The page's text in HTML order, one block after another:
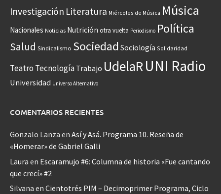
Investigación Literatura Miércoles de Música Música
Nacionales Noticias Nutrición otra vuelta Periodismo Política
Salud Sindicalismo Sociedad Sociología Solidaridad
Teatro Tecnología Trabajo UdelaRUNI Radio
Universidad Universo Alternativo
COMENTARIOS RECIENTES
Gonzalo Lanza en Así y Asá. Programa 10. Reseña de
«Homerar» de Gabriel Galli
Laura en Escaramujo #6: Columna de historia «Fue cantando
que crecí» #2
Silvana en Cientotrés PIM – Decimoprimer Programa, Ciclo